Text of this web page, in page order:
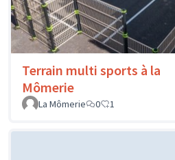
Terrain multi sports à la
Mômerie
La Mômerie
0 1